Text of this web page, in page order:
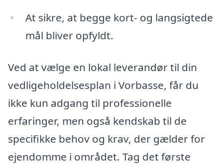
At sikre, at begge kort- og langsigtede
mål bliver opfyldt.
Ved at vælge en lokal leverandør til din
vedligeholdelsesplan i Vorbasse, får du
ikke kun adgang til professionelle
erfaringer, men også kendskab til de
specifikke behov og krav, der gælder for
ejendomme i området. Tag det første